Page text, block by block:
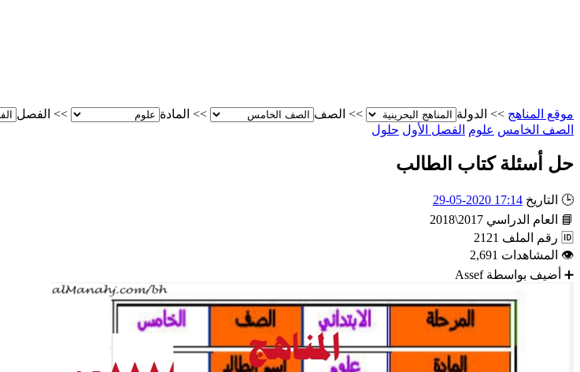
موقع المناهج >> الدولة >> الصف >> المادة >> الفصل
الصف الخامس علوم الفصل الأول حلول
حل أسئلة كتاب الطالب
🕒 التاريخ 17:14 2020-05-29
📘
العام الدراسي 2017\2018
🆔 رقم الملف 2121
👁 المشاهدات 2,691
➕ أضيف بواسطة Assef